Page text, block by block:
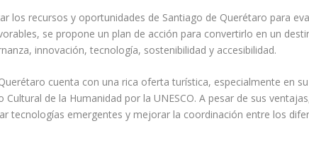
los recursos y oportunidades de Santiago de Querétaro para
se propone un plan de acción para convertirlo en un
innovación, tecnología, sostenibilidad y accesibilidad.
cuenta con una rica oferta turística, especialmente en
de la Humanidad por la UNESCO. A pesar de sus
tecnologías emergentes y mejorar la coordinación entre los